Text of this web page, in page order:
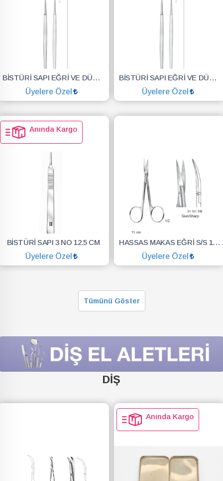
BİSTÜRİ SAPI EĞRİ VE DÜZ NO:4 22.5 CM
Üyelere Özel
SEPETE EKLE
BİSTÜRİ SAPI EĞRİ VE DÜZ NO:3 22.5 CM
Üyelere Özel
SEPETE EKLE
Anında Kargo
BİSTÜRİ SAPI 3 NO 12.5 CM
Üyelere Özel
HASSAS MAKAS EĞRİ S/S 11CM CERRAHİ ALET
Üyelere Özel
Tümünü Göster
DİŞ
Anında Kargo